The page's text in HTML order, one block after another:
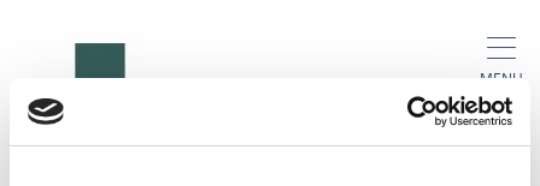
MENU
Iets niet gevonden?
Zoeken in onze database